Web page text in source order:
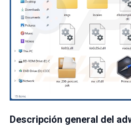
Descripción general del